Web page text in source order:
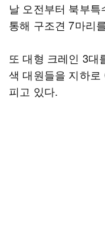
날 오전부터 북부
통해 구조견 7마리
또 대형 크레인 3대
색 대원들을 지하
피고 있다.